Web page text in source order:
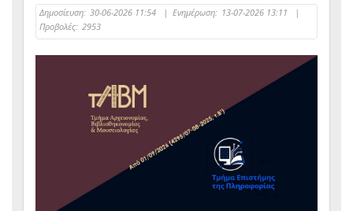
Δημοσίευση: 30-06-2026 11:54 | Ενημέρωση: 13-07-2026 13:11
|
Προβολές: 2953